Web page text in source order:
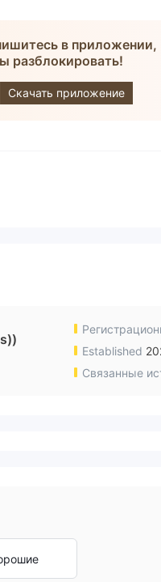
в приложении,
разблокировать!
Скачать приложение
Delos
Management
Established
Связанные